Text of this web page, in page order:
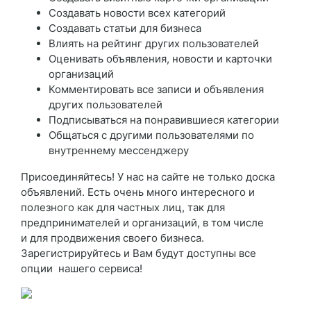
Создавать новости всех категорий
Создавать статьи для бизнеса
Влиять на рейтинг других пользователей
Оценивать объявления, новости и карточки
организаций
Комментировать все записи и объявления
других пользователей
Подписываться на понравившиеся категории
Общаться с другими пользователями по
внутреннему мессенджеру
Присоединяйтесь! У нас на сайте не только доска
объявлений. Есть очень много интересного и
полезного как для частных лиц, так для
предпринимателей и организаций, в том числе
и для продвижения своего бизнеса.
Зарегистрируйтесь и Вам будут доступны все
опции нашего сервиса!